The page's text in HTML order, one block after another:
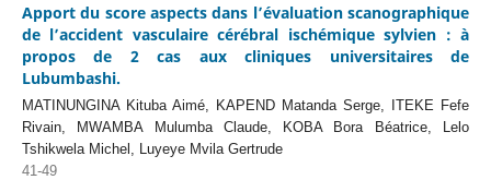
Apport du score aspects dans l’évaluation scanographique
de l’accident vasculaire cérébral ischémique sylvien : à
propos de 2 cas aux cliniques universitaires de
Lubumbashi.
MATINUNGINA Kituba Aimé, KAPEND Matanda Serge, ITEKE Fefe
Rivain, MWAMBA Mulumba Claude, KOBA Bora Béatrice, Lelo
Tshikwela Michel, Luyeye Mvila Gertrude
41-49